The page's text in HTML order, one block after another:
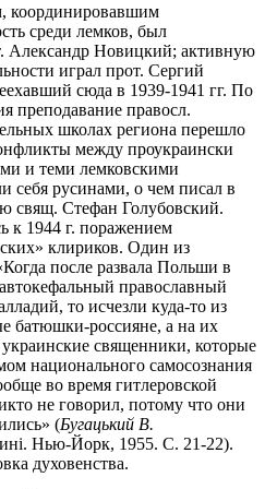
координировавшим
среди лемков, был
Александр Новицкий; активную
играл прот. Сергий
сюда в 1939-1941 гг. По
преподавание правосл.
школах региона перешло
между проукраински
и теми лемковскими
себя русинами, о чем писал в
свящ. Стефан Голубовский.
к 1944 г. поражением
клириков. Один из
после развала Польши в
православный
то исчезли куда-то из
батюшки-россияне, а на их
священники, которые
национального самосознания
во время гитлеровской
не говорил, потому что они
(Бугацький В.
Нью-Йорк, 1955. С. 21-22).
духовенства.